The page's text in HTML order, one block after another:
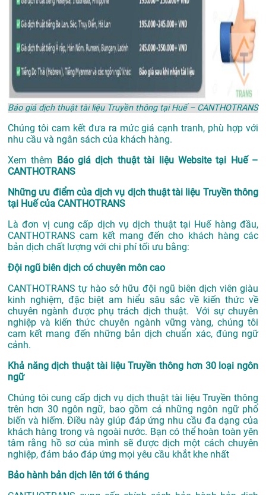
Báo giá dịch thuật tài liệu Truyền thông tại Huế – CANTHOTRANS
Chúng tôi cam kết đưa ra mức giá cạnh tranh, phù hợp với
nhu cầu và ngân sách của khách hàng.
Xem thêm
Báo giá dịch thuật tài liệu Website tại Huế –
CANTHOTRANS
Những ưu điểm của dịch vụ dịch thuật tài liệu Truyền thông
tại Huế của CANTHOTRANS
Là đơn vị cung cấp dịch vụdịch thuật tại Huếhàng đầu,
CANTHOTRANS cam kết mang đến cho khách hàng các
bản dịch chất lượng với chi phí tối ưu bằng:
Đội ngũ biên dịch có chuyên môn cao
CANTHOTRANS tự hào sở hữu đội ngũ biên dịch viên giàu
kinh nghiệm, đặc biệt am hiểu sâu sắc về kiến thức về
chuyên ngành được phụ trách dịch thuật. Với sự chuyên
nghiệp và kiến thức chuyên ngành vững vàng, chúng tôi
cam kết mang đến những bản dịch chuẩn xác, đúng ngữ
cảnh.
Khả năng dịch thuật tài liệu Truyền thông hơn 30 loại ngôn
ngữ
Chúng tôi cung cấp dịch vụ dịch thuật tài liệu Truyền thông
trên hơn 30 ngôn ngữ, bao gồm cả những ngôn ngữ phổ
biến và hiếm. Điều này giúp đáp ứng nhu cầu đa dạng của
khách hàng trong và ngoài nước. Bạn có thể hoàn toàn yên
tâm rằng hồ sơ của mình sẽ được dịch một cách chuyên
nghiệp, đảm bảo đáp ứng mọi yêu cầu khắt khe nhất
Bảo hành bản dịch lên tới 6 tháng